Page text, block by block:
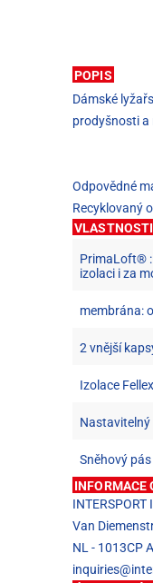
POPIS
Dámské
prodyšnosti a
Odpovědné
Recyklovaný
VLASTNOSTI
PrimaLoft® :
izolaci i za
membrána:
2 vnější
Izolace
Nastavitelný
Sněhový pás
INFORMACE
Van
NL - 1013CP